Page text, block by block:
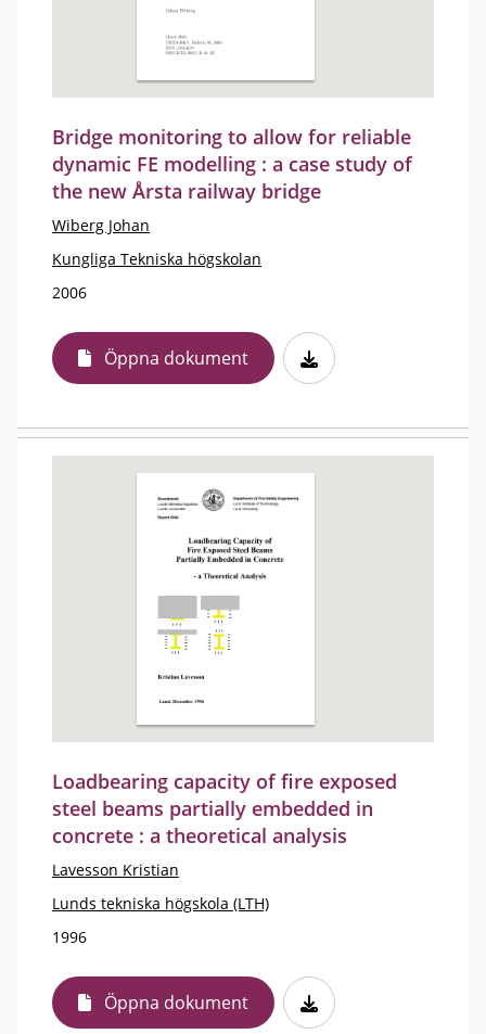
Bridge monitoring to allow for reliable
dynamic FE modelling : a case study of
the new Årsta railway bridge
Wiberg Johan
Kungliga Tekniska högskolan
2006
Öppna dokument
Loadbearing capacity of fire exposed
steel beams partially embedded in
concrete : a theoretical analysis
Lavesson Kristian
Lunds tekniska högskola (LTH)
1996
Öppna dokument